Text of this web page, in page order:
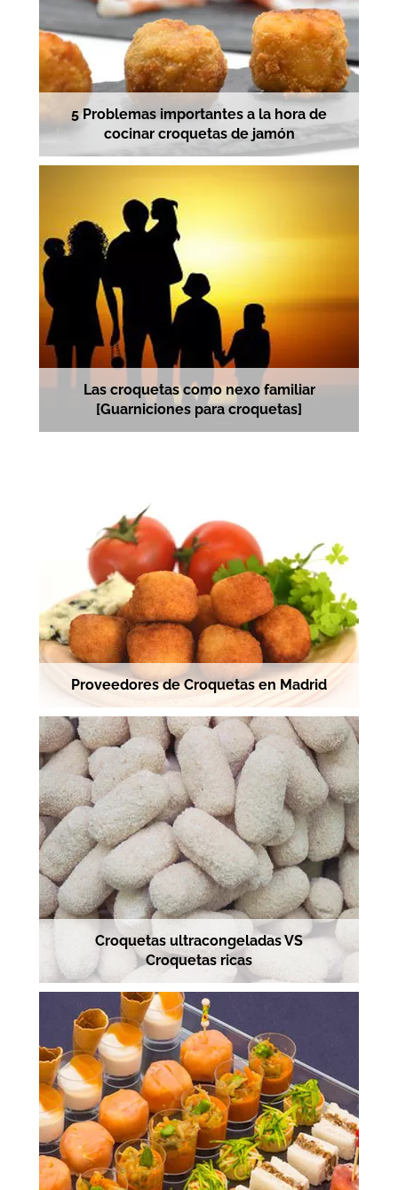
5 Problemas importantes a la hora de
cocinar croquetas de jamón
Las croquetas como nexo familiar
[Guarniciones para croquetas]
Proveedores de Croquetas en Madrid
Croquetas ultracongeladas VS
Croquetas ricas